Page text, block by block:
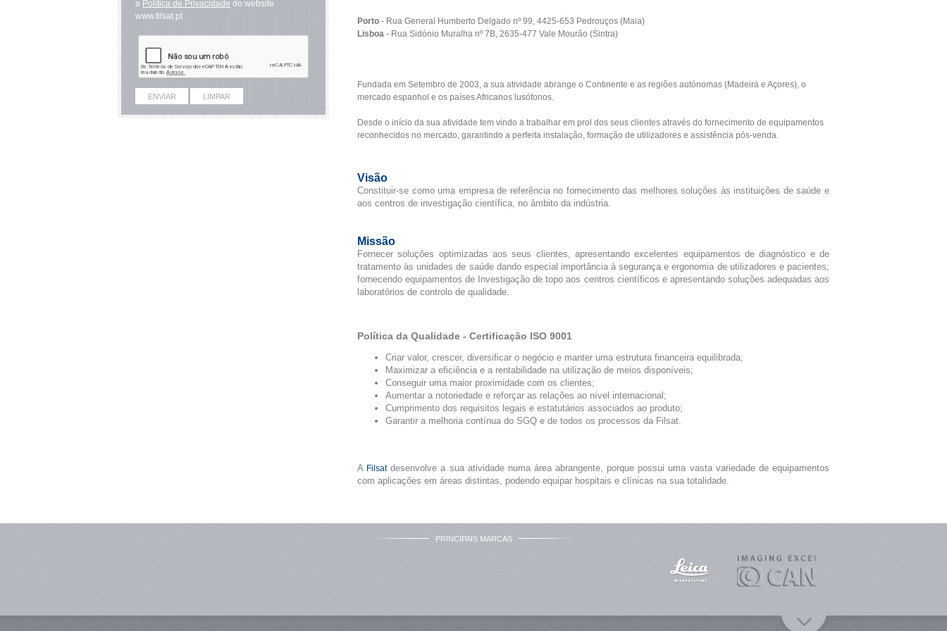
a Política de Privacidade do website
www.filsat.pt
Porto - Rua General Humberto Delgado nº 99, 4425-653 Pedrouços (Maia)
Lisboa - Rua Sidónio Muralha nº 7B, 2635-477 Vale Mourão (Sintra)
Fundada em Setembro de 2003, a sua atividade abrange o Continente e as regiões autónomas (Madeira e Açores), o
mercado espanhol e os países Africanos lusófonos.
Desde o início da sua atividade tem vindo a trabalhar em prol dos seus clientes através do fornecimento de equipamentos
reconhecidos no mercado, garantindo a perfeita instalação, formação de utilizadores e assistência pós-venda.
Visão
Constituir-se como uma empresa de referência no fornecimento das melhores soluções às instituições de saúde e
aos centros de investigação científica, no âmbito da indústria.
Missão
Fornecer soluções optimizadas aos seus clientes, apresentando excelentes equipamentos de diagnóstico e de
tratamento às unidades de saúde dando especial importância à segurança e ergonomia de utilizadores e pacientes;
fornecendo equipamentos de Investigação de topo aos centros científicos e apresentando soluções adequadas aos
laboratórios de controlo de qualidade.
Política da Qualidade - Certificação ISO 9001
Criar valor, crescer, diversificar o negócio e manter uma estrutura financeira equilibrada;
Maximizar a eficiência e a rentabilidade na utilização de meios disponíveis;
Conseguir uma maior proximidade com os clientes;
Aumentar a notoriedade e reforçar as relações ao nível internacional;
Cumprimento dos requisitos legais e estatutários associados ao produto;
Garantir a melhoria contínua do SGQ e de todos os processos da Filsat.
A Filsatdesenvolve a sua atividade numa área abrangente, porque possui uma vasta variedade de equipamentos
com aplicações em áreas distintas, podendo equipar hospitais e clínicas na sua totalidade.
PRINCIPAIS MARCAS